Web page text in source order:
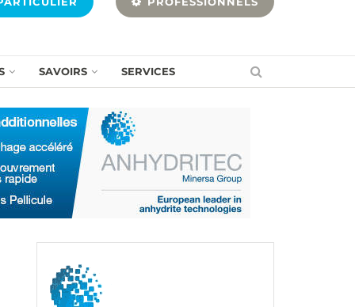
SAVOIRS SERVICES